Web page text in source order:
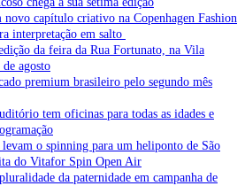
novo capítulo criativo na Copenhagen Fashion
interpretação em salto
da feira da Rua Fortunato, na Vila
agosto
premium brasileiro pelo segundo mês
tem oficinas para todas as idades e
o spinning para um heliponto de São
do Vitafor Spin Open Air
da paternidade em campanha de